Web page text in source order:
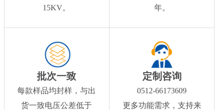
15KV。
年。
批次一致
每款样品均封样，与出
货一致电压公差低于
定制咨询
0512-66173609
更多功能需求，支持来